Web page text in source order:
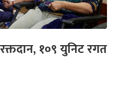
१०९ युनिट रगत